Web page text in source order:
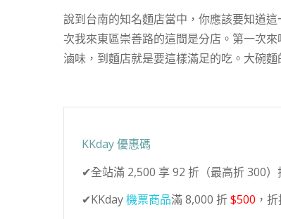
說到台南的知名麵店當中，你應該要知道
次我來東區崇善路的這間是分店。第一次
滷味，到麵店就是要這樣滿足的吃。大碗
KKday 優惠碼
✔全站滿 2,500 享 92 折（最高折 300）
✔KKday機票商品滿 8,000 折$500 ，